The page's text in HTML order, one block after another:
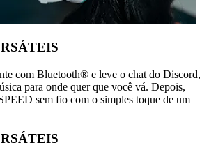
com Bluetooth® e leve o chat do Discord,
para onde quer que você vá. Depois,
sem fio com o simples toque de um